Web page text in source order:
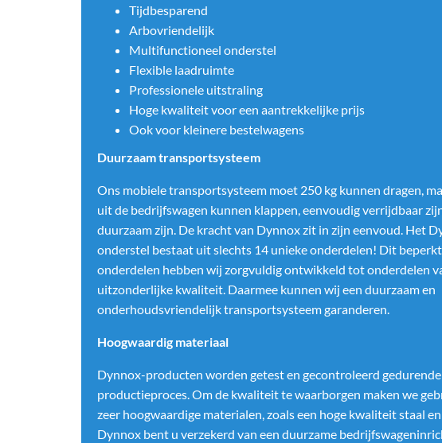
Tijdbesparend
Arbovriendelijk
Multifunctioneel onderstel
Flexible laadruimte
Professionele uitstraling
Hoge kwaliteit voor een aantrekkelijke prijs
Ook voor kleinere bestelwagens
Duurzaam transportsysteem
Ons mobiele transportsysteem moet 250 kg kunnen dragen,
uit de bedrijfswagen kunnen klappen, eenvoudig verrijdbaar
duurzaam zijn. De kracht van Dynnox zit in zijn eenvoud. Het
onderstel bestaat uit slechts 14 unieke onderdelen! Dit
onderdelen hebben wij zorgvuldig ontwikkeld tot onderdelen
uitzonderlijke kwaliteit. Daarmee kunnen wij een duurzaam en
onderhoudsvriendelijk transportsysteem garanderen.
Hoogwaardig materiaal
Dynnox-producten worden getest en gecontroleerd
productieproces. Om de kwaliteit te waarborgen maken we
zeer hoogwaardige materialen, zoals een hoge kwaliteit staal
Dynnox bent u verzekerd van een duurzame